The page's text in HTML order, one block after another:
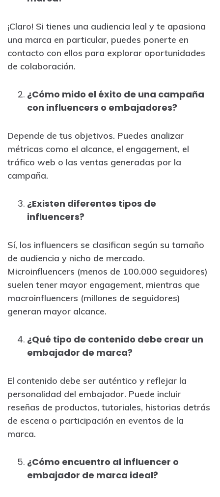
¡Claro! Si tienes una audiencia leal y te apasiona
una marca en particular, puedes ponerte en
contacto con ellos para explorar oportunidades
de colaboración.
¿Cómo mido el éxito de una campaña
con influencers o embajadores?
Depende de tus objetivos. Puedes analizar
métricas como el alcance, el engagement, el
tráfico web o las ventas generadas por la
campaña.
¿Existen diferentes tipos de
influencers?
Sí, los influencers se clasifican según su tamaño
de audiencia y nicho de mercado.
Microinfluencers (menos de 100.000 seguidores)
suelen tener mayor engagement, mientras que
macroinfluencers (millones de seguidores)
generan mayor alcance.
¿Qué tipo de contenido debe crear un
embajador de marca?
El contenido debe ser auténtico y reflejar la
personalidad del embajador. Puede incluir
reseñas de productos, tutoriales, historias detrás
de escena o participación en eventos de la
marca.
¿Cómo encuentro al influencer o
embajador de marca ideal?